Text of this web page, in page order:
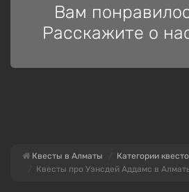
Вам
Расскажите о
Квесты в Алматы
Категории
Квесты про Уэнсдей Аддамс в